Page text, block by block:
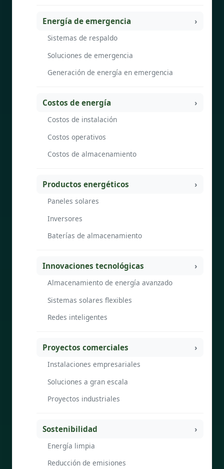
Energía de emergencia
Sistemas de respaldo
Soluciones de emergencia
Generación de energía en emergencia
Costos de energía
Costos de instalación
Costos operativos
Costos de almacenamiento
Productos energéticos
Paneles solares
Inversores
Baterías de almacenamiento
Innovaciones tecnológicas
Almacenamiento de energía avanzado
Sistemas solares flexibles
Redes inteligentes
Proyectos comerciales
Instalaciones empresariales
Soluciones a gran escala
Proyectos industriales
Sostenibilidad
Energía limpia
Reducción de emisiones